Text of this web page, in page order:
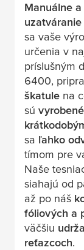
Manuálne
sa vaše
určenia v
príslušným
6400,
škatule na
sú
sa ľahko
tímom pre
Naše
siahajú od
až po náš
fóliových a
väčšiu
reťazcoch.